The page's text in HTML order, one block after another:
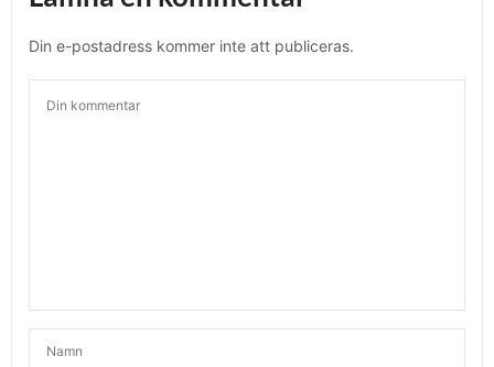
Din e-postadress kommer inte att publiceras.